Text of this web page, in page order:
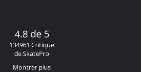
4.8 de 5
134961 Critique
de SkatePro
Montrer plus